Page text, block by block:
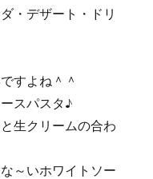
・デザート・ドリ
すよね＾＾
スパスタ♪
生クリームの合わ
～いホワイトソー